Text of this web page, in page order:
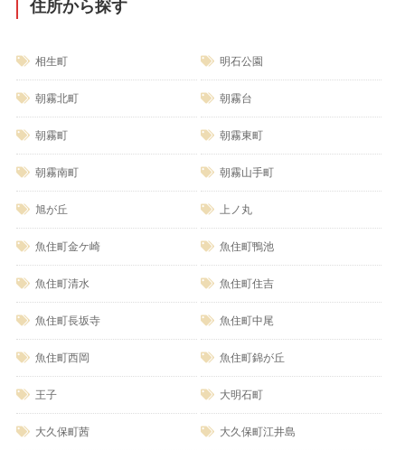
住所から探す
相生町 明石公園
朝霧北町 朝霧台
朝霧町 朝霧東町
朝霧南町 朝霧山手町
旭が丘 上ノ丸
魚住町金ケ崎 魚住町鴨池
魚住町清水 魚住町住吉
魚住町長坂寺 魚住町中尾
魚住町西岡 魚住町錦が丘
王子 大明石町
大久保町茜 大久保町江井島